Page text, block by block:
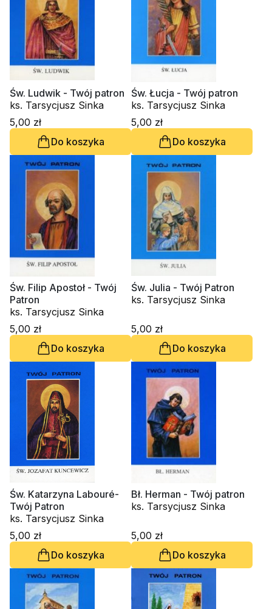
Św. Ludwik - Twój patron
ks. Tarsycjusz Sinka
5,00 zł
Do koszyka
Św. Łucja - Twój patron
ks. Tarsycjusz Sinka
5,00 zł
Do koszyka
Św. Filip Apostoł - Twój
Patron
ks. Tarsycjusz Sinka
5,00 zł
Do koszyka
Św. Julia - Twój Patron
ks. Tarsycjusz Sinka
5,00 zł
Do koszyka
Św. Katarzyna Labouré-
Twój Patron
ks. Tarsycjusz Sinka
5,00 zł
Do koszyka
Bł. Herman - Twój patron
ks. Tarsycjusz Sinka
5,00 zł
Do koszyka